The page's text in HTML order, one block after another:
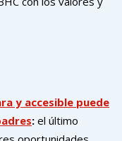
y accesible puede
: el último